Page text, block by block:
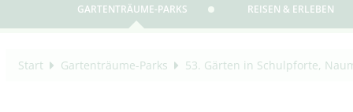
GARTENTRÄUME-PARKS REISEN & ERLEBEN
Start Gartenträume-Parks 53. Gärten in Schulpforte,